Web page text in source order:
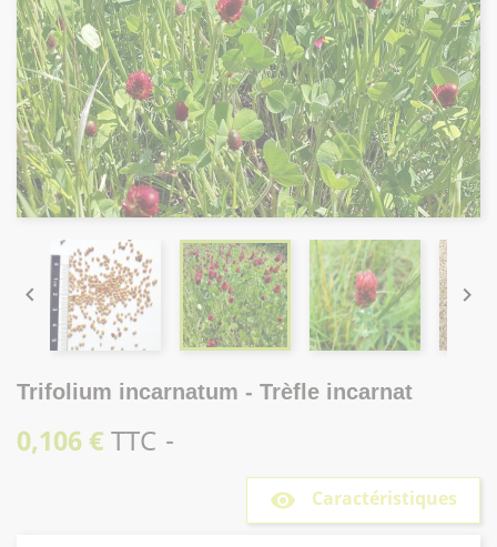
 
Trifolium incarnatum - Trèfle incarnat
0,106 €TTC
remove_red_eye Caractéristiques